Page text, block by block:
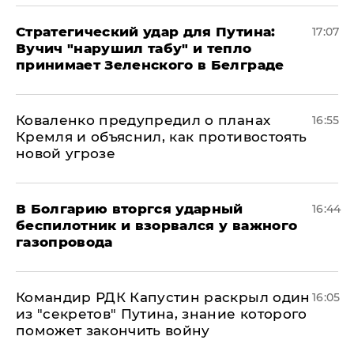
Стратегический удар для Путина:
Вучич "нарушил табу" и тепло
принимает Зеленского в Белграде
17:07
Коваленко предупредил о планах
Кремля и объяснил, как противостоять
новой угрозе
16:55
В Болгарию вторгся ударный
беспилотник и взорвался у важного
газопровода
16:44
Командир РДК Капустин раскрыл один
из "секретов" Путина, знание которого
поможет закончить войну
16:05